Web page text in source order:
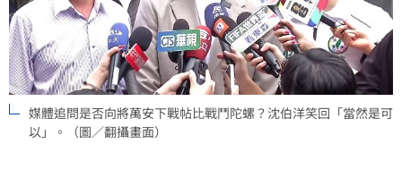
媒體追問是否向將萬安下戰帖比戰鬥陀螺？沈伯洋笑回「當然是可
以」。（圖／翻攝畫面）